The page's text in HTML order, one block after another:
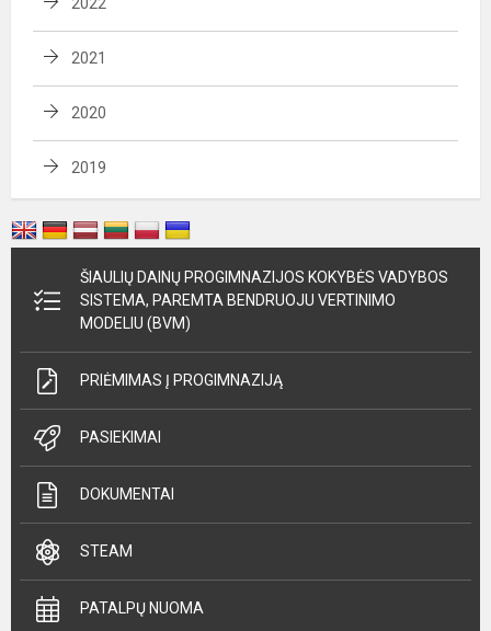
2021
2020
2019
ŠIAULIŲ DAINŲ PROGIMNAZIJOS KOKYBĖS VADYBOS
SISTEMA, PAREMTA BENDRUOJU VERTINIMO
MODELIU (BVM)
PRIĖMIMAS Į PROGIMNAZIJĄ
PASIEKIMAI
DOKUMENTAI
STEAM
PATALPŲ NUOMA